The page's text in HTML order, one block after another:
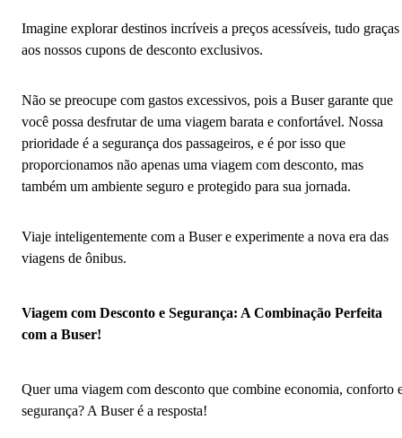
Imagine explorar destinos incríveis a preços acessíveis, tudo graças
aos nossos cupons de desconto exclusivos.
Não se preocupe com gastos excessivos, pois a Buser garante que
você possa desfrutar de uma viagem barata e confortável. Nossa
prioridade é a segurança dos passageiros, e é por isso que
proporcionamos não apenas uma viagem com desconto, mas
também um ambiente seguro e protegido para sua jornada.
Viaje inteligentemente com a Buser e experimente a nova era das
viagens de ônibus.
Viagem com Desconto e Segurança: A Combinação Perfeita
com a Buser!
Quer uma viagem com desconto que combine economia, conforto
segurança? A Buser é a resposta!